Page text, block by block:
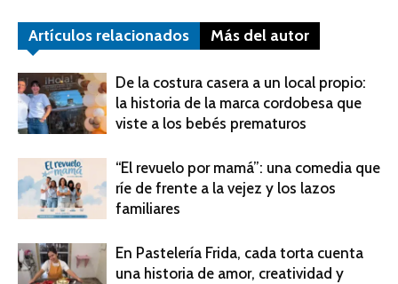
Artículos relacionados Más del autor
De la costura casera a un local propio:
la historia de la marca cordobesa que
viste a los bebés prematuros
“El revuelo por mamá”: una comedia que
ríe de frente a la vejez y los lazos
familiares
En Pastelería Frida, cada torta cuenta
una historia de amor, creatividad y